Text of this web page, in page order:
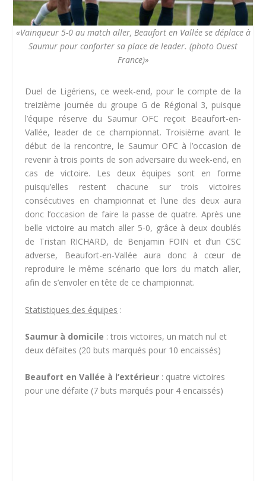
«Vainqueur 5-0 au match aller, Beaufort en Vallée se déplace à
Saumur pour conforter sa place de leader. (photo Ouest
France)»
Duel de Ligériens, ce week-end, pour le compte de la
treizième journée du groupe G de Régional 3, puisque
l’équipe réserve du Saumur OFC reçoit Beaufort-en-
Vallée, leader de ce championnat. Troisième avant le
début de la rencontre, le Saumur OFC à l’occasion de
revenir à trois points de son adversaire du week-end, en
cas de victoire. Les deux équipes sont en forme
puisqu’elles restent chacune sur trois victoires
consécutives en championnat et l’une des deux aura
donc l’occasion de faire la passe de quatre. Après une
belle victoire au match aller 5-0, grâce à deux doublés
de Tristan RICHARD, de Benjamin FOIN et d’un CSC
adverse, Beaufort-en-Vallée aura donc à cœur de
reproduire le même scénario que lors du match aller,
afin de s’envoler en tête de ce championnat.
Statistiques des équipes :
Saumur à domicile : trois victoires, un match nul et
deux défaites (20 buts marqués pour 10 encaissés)
Beaufort en Vallée à l’extérieur : quatre victoires
pour une défaite (7 buts marqués pour 4 encaissés)